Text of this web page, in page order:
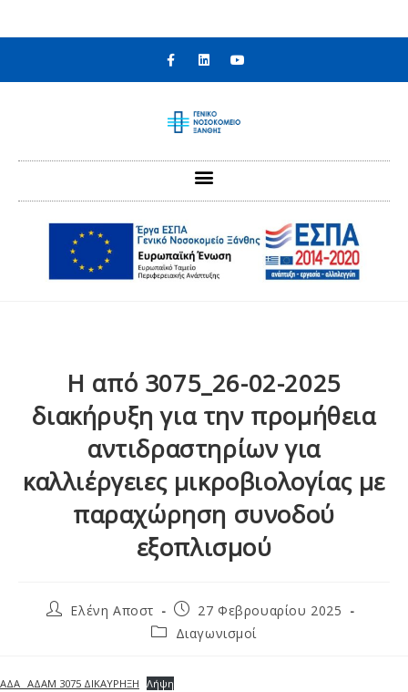
Η από 3075_26-02-2025
διακήρυξη για την προμήθεια
αντιδραστηρίων για
καλλιέργειες μικροβιολογίας με
παραχώρηση συνοδού
εξοπλισμού
Ελένη Αποστ
27 Φεβρουαρίου 2025
Διαγωνισμοί
ΑΔΑ _ΑΔΑΜ 3075 ΔΙΚΑΥΡΗΞΗ
Λήψη